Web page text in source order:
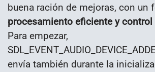
buena ración de mejoras, con un
procesamiento eficiente y
Para empezar,
envía también durante la